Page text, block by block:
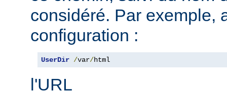
considéré. Par exemple,
configuration :
UserDir /var/html
l'URL